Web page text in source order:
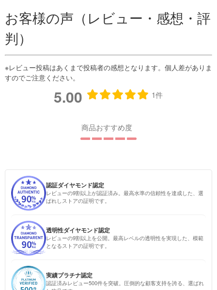
お客様の声（レビュー・感想・評
判）
5.00 1件
商品おすすめ度
認証ダイヤモンド認定
レビューの9割以上が認証済み。最高水準の信頼性を達成した、選
ばれしストアの証明です。
透明性ダイヤモンド認定
レビューの9割以上を公開。最高レベルの透明性を実現した、模範
となるストアの証明です。
実績プラチナ認定
認証済みレビュー500件を突破。圧倒的な顧客支持を誇る、選ばれ